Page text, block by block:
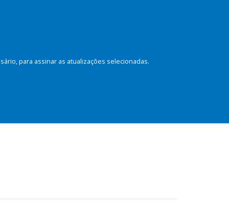
para assinar as atualizações selecionadas.